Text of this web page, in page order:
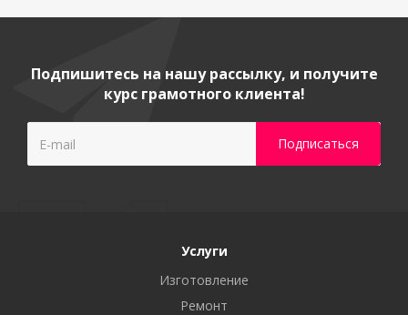
Подпишитесь на нашу рассылку, и получите
курс грамотного клиента!
Услуги
Изготовление
Ремонт